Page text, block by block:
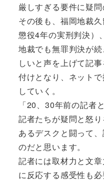
厳しすぎる要件に疑問
その後も、福岡地裁
懲役4年の実刑判決）
地裁でも無罪判決が
しいと声を上げて記
付けとなり、ネット
していく。
「20、30年前の記者
記者たちが疑問と怒
あるデスクと闘って
のだと思います。
記者には取材力と文
に反応する感受性も